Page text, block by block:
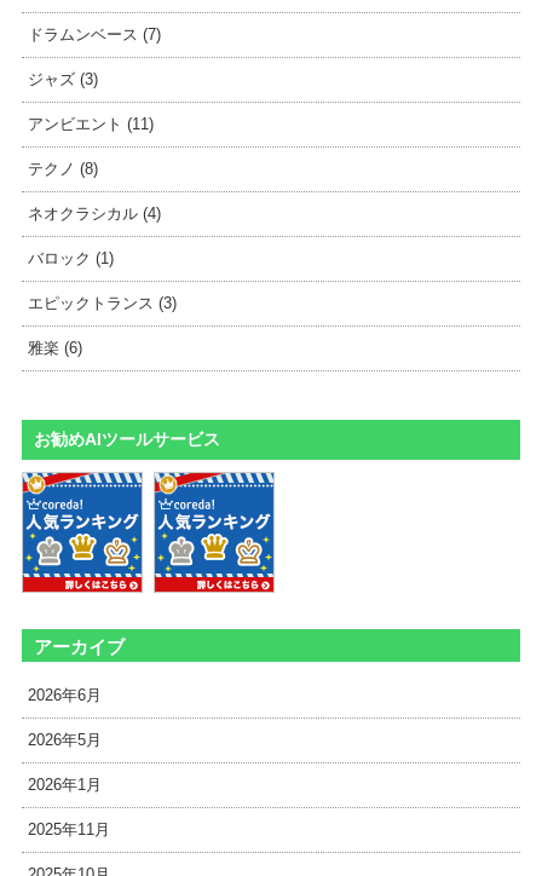
ドラムンベース (7)
ジャズ (3)
アンビエント (11)
テクノ (8)
ネオクラシカル (4)
バロック (1)
エピックトランス (3)
雅楽 (6)
お勧めAIツールサービス
アーカイブ
2026年6月
2026年5月
2026年1月
2025年11月